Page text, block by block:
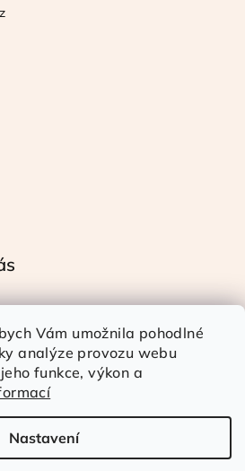
Vám umožnila pohodlné
analýze provozu webu
funkce, výkon a
Nastavení
úd.